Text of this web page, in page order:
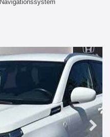
Navigationssystem